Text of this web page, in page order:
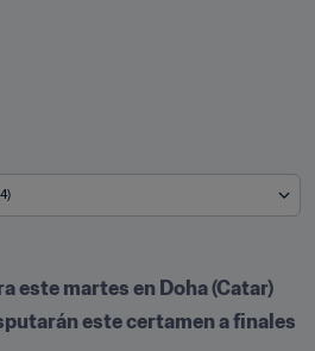
este martes en Doha (Catar)
este certamen a finales